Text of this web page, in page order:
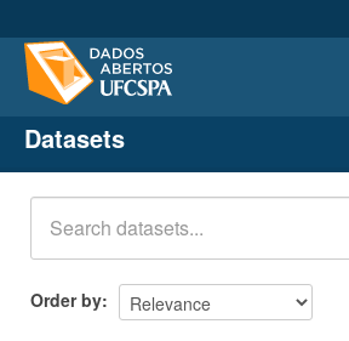
Datasets
Organizations
Groups
About
Datasets
Order by